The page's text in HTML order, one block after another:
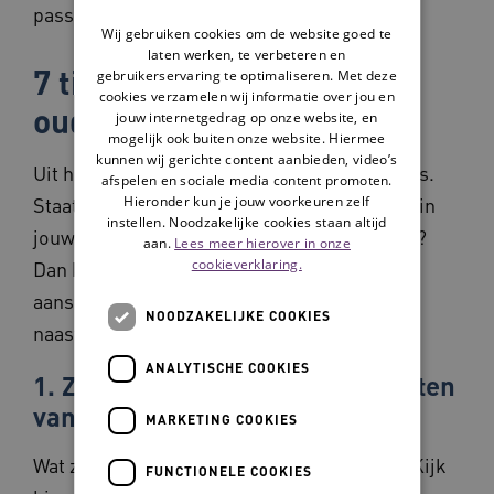
passende daginvulling.
7 tips voor dagbesteding
ouderen
Uit het onderzoek van Movisie kwamen 7 tips.
Staat vernieuwing van de dagbesteding ook in
jouw gemeente of organisatie op de agenda?
Dan kunnen deze tips helpen om een betere
aansluiting te vinden bij wat ouderen en hun
naasten willen en kunnen.
1. Zorg voor inzicht in de behoeften
van ouderen
Wat zijn hun behoeften en mogelijkheden? Kijk
Wij gebruiken cookies om de website goed te
laten werken, te verbeteren en
gebruikerservaring te optimaliseren. Met deze
cookies verzamelen wij informatie over jou en
jouw internetgedrag op onze website, en
mogelijk ook buiten onze website. Hiermee
kunnen wij gerichte content aanbieden, video’s
afspelen en sociale media content promoten.
Hieronder kun je jouw voorkeuren zelf
instellen. Noodzakelijke cookies staan altijd
aan. Lees meer hierover in onze
cookieverklaring.
NOODZAKELIJKE COOKIES
ANALYTISCHE COOKIES
MARKETING COOKIES
FUNCTIONELE COOKIES